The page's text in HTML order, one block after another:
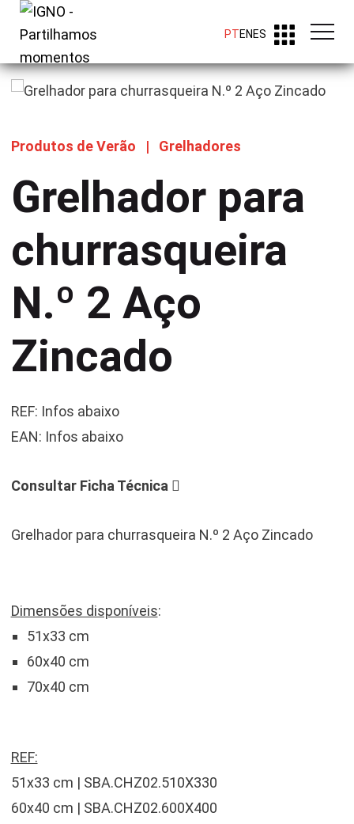
PTEN ES
Produtos de Verão | Grelhadores
Grelhador para
churrasqueira
N.º 2 Aço
Zincado
REF: Infos abaixo
EAN: Infos abaixo
Consultar Ficha Técnica
Grelhador para churrasqueira N.º 2 Aço Zincado
Dimensões disponíveis:
51x33 cm
60x40 cm
70x40 cm
REF:
51x33 cm | SBA.CHZ02.510X330
60x40 cm | SBA.CHZ02.600X400